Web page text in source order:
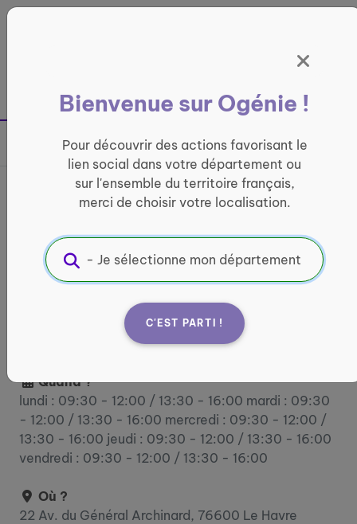
France entière
Bienvenue sur Ogénie !
Pour découvrir des actions favorisant le
lien social dans votre département ou
sur l'ensemble du territoire français,
merci de choisir votre localisation.
C'EST PARTI !
Partager sur
Bus France services
Espaces numériques de
Normandie - Le Havre
INFORMATIQUE ET ACCÈS AUX DROITS
Informations pratiques :
Quand ?
lundi : 09:30 - 12:00 / 13:30 - 16:00 mardi : 09:30
- 12:00 / 13:30 - 16:00 mercredi : 09:30 - 12:00 /
13:30 - 16:00 jeudi : 09:30 - 12:00 / 13:30 - 16:00
vendredi : 09:30 - 12:00 / 13:30 - 16:00
Où ?
22 Av. du Général Archinard, 76600 Le Havre
Panneau de gestion des cookies